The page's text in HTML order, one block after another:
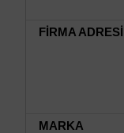
FİRMA ADRESİ
MARKA